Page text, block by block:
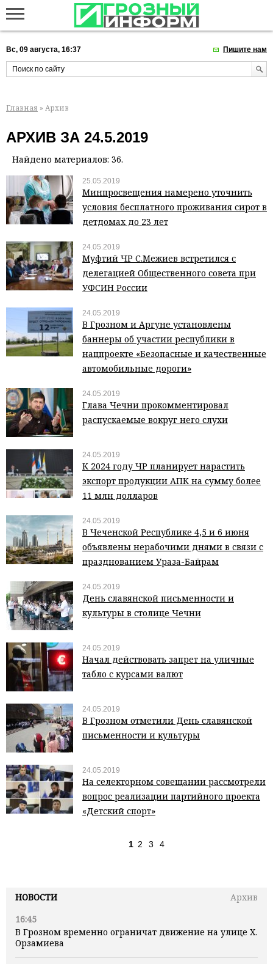
Вс, 09 августа, 16:37 Пишите нам
НОВОСТИ
Архив
16:45
В Грозном временно ограничат движение на улице Х.
Орзамиева
Главная » Архив
АРХИВ ЗА 24.5.2019
Найдено материалов: 36.
25.05.2019
Минпросвещения намерено уточнить
условия бесплатного проживания сирот в
детдомах до 23 лет
24.05.2019
Муфтий ЧР С.Межиев встретился с
делегацией Общественного совета при
УФСИН России
24.05.2019
В Грозном и Аргуне установлены
баннеры об участии республики в
нацпроекте «Безопасные и качественные
автомобильные дороги»
24.05.2019
Глава Чечни прокомментировал
распускаемые вокруг него слухи
24.05.2019
К 2024 году ЧР планирует нарастить
экспорт продукции АПК на сумму более
11 млн долларов
24.05.2019
В Чеченской Республике 4,5 и 6 июня
объявлены нерабочими днями в связи с
празднованием Ураза-Байрам
24.05.2019
День славянской письменности и
культуры в столице Чечни
24.05.2019
Начал действовать запрет на уличные
табло с курсами валют
24.05.2019
В Грозном отметили День славянской
письменности и культуры
24.05.2019
На селекторном совещании рассмотрели
вопрос реализации партийного проекта
«Детский спорт»
1 2 3 4